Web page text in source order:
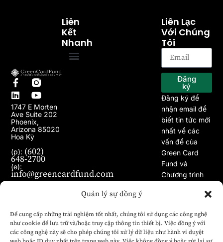
Quản lý sự đồng ý
Để cung cấp những trải nghiệm tốt nhất, chúng tôi sử dụng các công nghệ
như cookie để lưu trữ và/hoặc truy cập thông tin thiết bị. Việc đồng ý với
các công nghệ này sẽ cho phép chúng tôi xử lý dữ liệu như hành vi duyệt
1747 E Morten
Ave Suite 202
Phoenix,
Arizona 85020
Hoa Kỳ
(p): (602)
648-2700
(e):
info@greencardfund.com
Liên
Kết
Nhanh
Liên Lạc
Với Chúng
Tôi
Đăng
ký
Đăng ký để
nhận email để
biết tin tức mới
nhất về các
vấn đề của
Green Card
Fund và
Chương trình